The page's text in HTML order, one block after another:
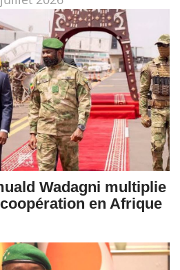
Wadagni multiplie
en Afrique